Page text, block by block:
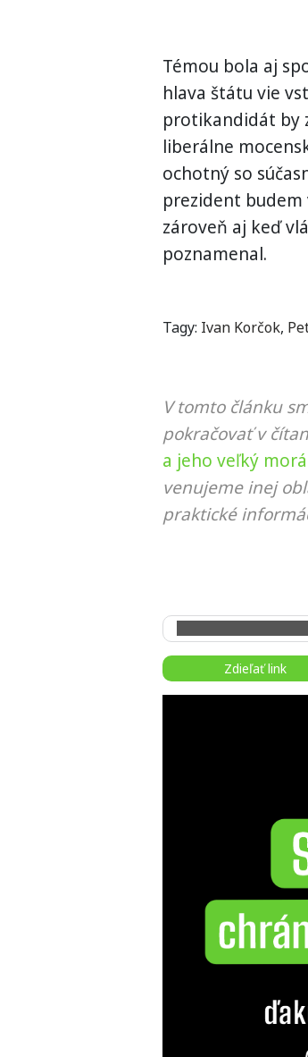
Témou bola aj
hlava štátu vie
protikandidát by
liberálne
ochotný so
prezident
zároveň aj keď
poznamenal.
Tagy: Ivan Korčok,
V tomto článku
pokračovať v
a jeho veľký
venujeme inej
praktické
Zdieľať link